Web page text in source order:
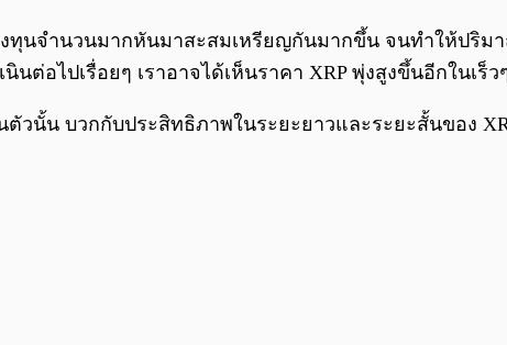
งทุนจำนวนมากหันมาสะสมเหรียญกันมากขึ้น จนทำให้ป
นต่อไปเรื่อยๆ เราอาจได้เห็นราคา XRP พุ่งสูงขึ้นอีกในเร็ว
วนั้น บวกกับประสิทธิภาพในระยะยาวและระยะสั้นของ